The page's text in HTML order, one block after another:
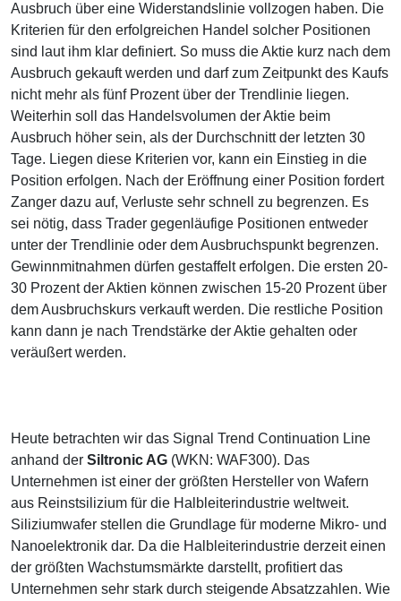
Ausbruch über eine Widerstandslinie vollzogen haben. Die
Kriterien für den erfolgreichen Handel solcher Positionen
sind laut ihm klar definiert. So muss die Aktie kurz nach dem
Ausbruch gekauft werden und darf zum Zeitpunkt des Kaufs
nicht mehr als fünf Prozent über der Trendlinie liegen.
Weiterhin soll das Handelsvolumen der Aktie beim
Ausbruch höher sein, als der Durchschnitt der letzten 30
Tage. Liegen diese Kriterien vor, kann ein Einstieg in die
Position erfolgen. Nach der Eröffnung einer Position fordert
Zanger dazu auf, Verluste sehr schnell zu begrenzen. Es
sei nötig, dass Trader gegenläufige Positionen entweder
unter der Trendlinie oder dem Ausbruchspunkt begrenzen.
Gewinnmitnahmen dürfen gestaffelt erfolgen. Die ersten 20-
30 Prozent der Aktien können zwischen 15-20 Prozent über
dem Ausbruchskurs verkauft werden. Die restliche Position
kann dann je nach Trendstärke der Aktie gehalten oder
veräußert werden.
Heute betrachten wir das Signal Trend Continuation Line
anhand der Siltronic AG (WKN: WAF300). Das
Unternehmen ist einer der größten Hersteller von Wafern
aus Reinstsilizium für die Halbleiterindustrie weltweit.
Siliziumwafer stellen die Grundlage für moderne Mikro- und
Nanoelektronik dar. Da die Halbleiterindustrie derzeit einen
der größten Wachstumsmärkte darstellt, profitiert das
Unternehmen sehr stark durch steigende Absatzzahlen. Wie